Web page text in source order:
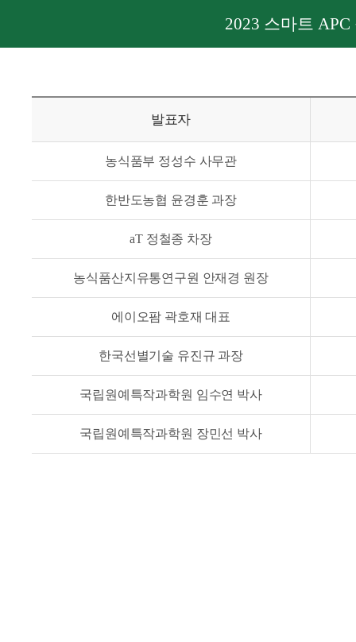
2023 스마트
발표자
농식품부 정성수 사무관
한반도농협 윤경훈 과장
aT 정철종 차장
농식품산지유통연구원 안재경 원장
에이오팜 곽호재 대표
한국선별기술 유진규 과장
국립원예특작과학원 임수연 박사
국립원예특작과학원 장민선 박사